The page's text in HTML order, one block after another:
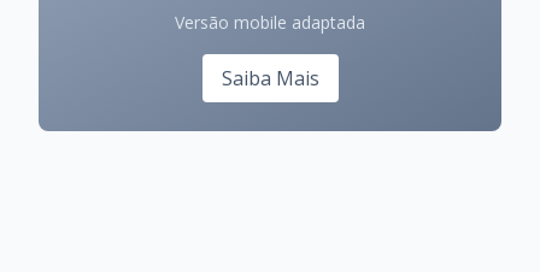
Versão mobile adaptada
Saiba Mais